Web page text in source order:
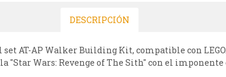
DESCRIPCIÓN
AT-AP Walker Building Kit, compatible con
Wars: Revenge of The Sith" con el imponente